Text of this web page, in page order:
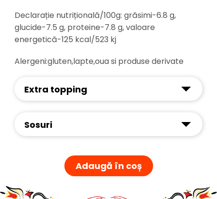
Declarație nutrițională/100g: grăsimi-6.8 g,
glucide-7.5 g, proteine-7.8 g, valoare
energetică-125 kcal/523 kj
Alergeni:gluten,lapte,oua si produse derivate
Extra topping
Sosuri
Adaugă în coș